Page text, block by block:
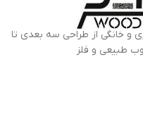
و خانگی از طراحی سه بعدی تا
طبیعی و فلز